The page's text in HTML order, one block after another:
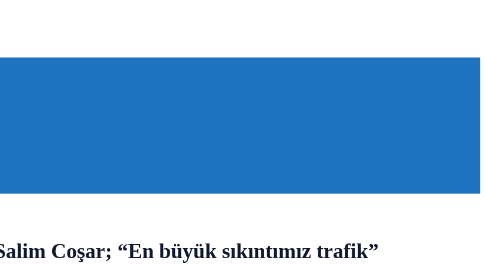
Coşar; “En büyük sıkıntımız trafik”